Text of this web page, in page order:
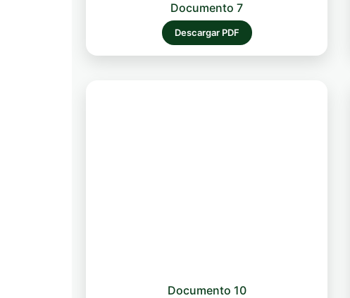
Documento 7
Descargar PDF
Documento 10